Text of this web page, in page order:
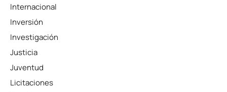
Internacional
Inversión
Investigación
Justicia
Juventud
Licitaciones